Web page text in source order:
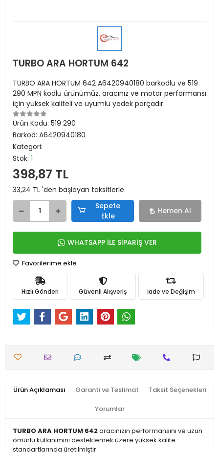
TURBO ARA HORTUM 642
TURBO ARA HORTUM 642 A6420940180 barkodlu ve 519
290 MPN kodlu ürünümüz, aracınız ve motor performansı
için yüksek kaliteli ve uyumlu yedek parçadır.
Ürün Kodu: 519 290
Barkod: A6420940180
Kategori:
Stok: 1
398,87 TL
33,24 TL 'den başlayan taksitlerle
Sepete
Ekle
Hemen Al
WHATSAPP İLE SİPARİŞ VER
Favorilerime ekle
Hızlı Gönderi Güvenli Alışveriş İade ve Değişim
Ürün Açıklaması Garanti ve Teslimat Taksit Seçenekleri
Yorumlar
TURBO ARA HORTUM 642aracınızın performansını ve uzun
ömürlü kullanımını desteklemek üzere yüksek kalite
standartlarında üretilmiştir.